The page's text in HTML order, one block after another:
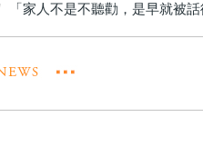
「家人不是不聽勸，是早就被